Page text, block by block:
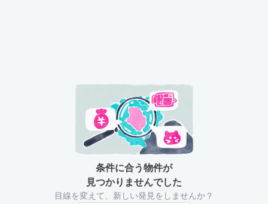
条件に合う物件が
見つかりませんでした
目線を変えて、新しい発見をしませんか？